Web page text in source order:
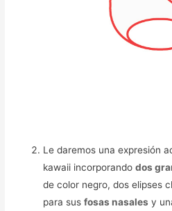
Le daremos una expresión
kawaii incorporandodos
de color negro, dos elipses
para susfosas nasales y